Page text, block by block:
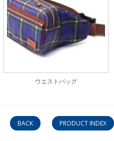
ウエストバッグ
BACK PRODUCT INDEX